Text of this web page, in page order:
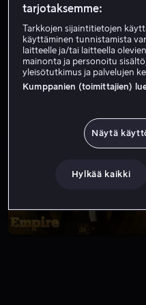
tarjotaksemme:
Tarkkojen sijaintitietojen
käyttäminen tunnistamista
laitteelle ja/tai laitteella
mainonta ja personoitu
yleisötutkimus ja palvelujen
Kumppanien (toimittajien)
Näytä
Hylkää kaikki